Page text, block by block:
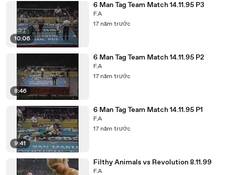
10:06
6 Man Tag Team Match 14.11.95 P3
F.A
17 năm trước
8:46
6 Man Tag Team Match 14.11.95 P2
F.A
17 năm trước
9:41
6 Man Tag Team Match 14.11.95 P1
F.A
17 năm trước
Filthy Animals vs Revolution 8.11.99
F.A